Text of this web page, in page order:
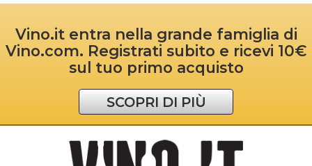
Vino.it entra nella grande famiglia di
Vino.com. Registrati subito e ricevi 10€
sul tuo primo acquisto
SCOPRI DI PIÙ